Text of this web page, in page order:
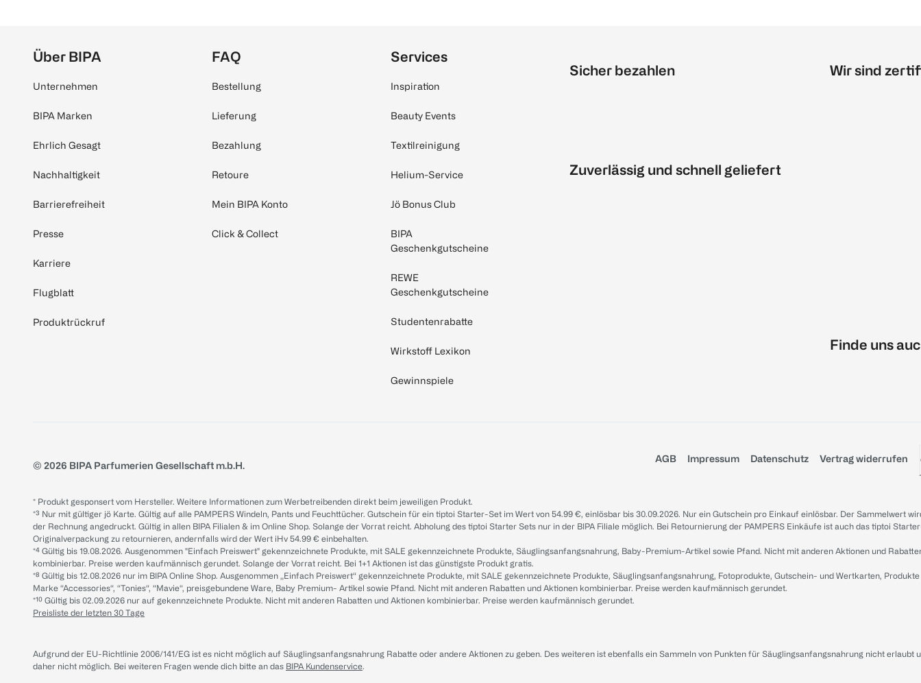
Über BIPA
Unternehmen
BIPA Marken
Ehrlich Gesagt
Nachhaltigkeit
Barrierefreiheit
Presse
Karriere
Flugblatt
Produktrückruf
FAQ
Bestellung
Lieferung
Bezahlung
Retoure
Mein BIPA Konto
Click & Collect
Services
Inspiration
Beauty Events
Textilreinigung
Helium-Service
Jö Bonus Club
BIPA
Geschenkgutscheine
REWE
Geschenkgutscheine
Studentenrabatte
Wirkstoff Lexikon
Gewinnspiele
Sicher bezahlen
Zuverlässig und schnell geliefert
Wir sind
Finde uns
© 2026 BIPA Parfumerien Gesellschaft m.b.H.
AGB Impressum Datenschutz Vertrag widerrufen
* Produkt gesponsert vom Hersteller. Weitere Informationen zum Werbetreibenden direkt beim jeweiligen Produkt.
*³ Nur mit gültiger jö Karte. Gültig auf alle PAMPERS Windeln, Pants und Feuchttücher. Gutschein für ein tiptoi Starter-Set im Wert von 54.99 €, einlösbar bis 30.09.2026. Nur ein Gutschein pro Einkauf einlösbar. Der Sammelwert
der Rechnung angedruckt. Gültig in allen BIPA Filialen & im Online Shop. Solange der Vorrat reicht. Abholung des tiptoi Starter Sets nur in der BIPA Filiale möglich. Bei Retournierung der PAMPERS Einkäufe ist auch das tiptoi
Originalverpackung zu retournieren, andernfalls wird der Wert iHv 54.99 € einbehalten.
*⁴ Gültig bis 19.08.2026. Ausgenommen "Einfach Preiswert" gekennzeichnete Produkte, mit SALE gekennzeichnete Produkte, Säuglingsanfangsnahrung, Baby-Premium-Artikel sowie Pfand. Nicht mit anderen Aktionen und
kombinierbar. Preise werden kaufmännisch gerundet. Solange der Vorrat reicht. Bei 1+1 Aktionen ist das günstigste Produkt gratis.
*⁸ Gültig bis 12.08.2026 nur im BIPA Online Shop. Ausgenommen „Einfach Preiswert“ gekennzeichnete Produkte, mit SALE gekennzeichnete Produkte, Säuglingsanfangsnahrung, Fotoprodukte, Gutschein- und Wertkarten,
Marke “Accessories“, “Tonies“, “Mavie“, preisgebundene Ware, Baby Premium- Artikel sowie Pfand. Nicht mit anderen Rabatten und Aktionen kombinierbar. Preise werden kaufmännisch gerundet.
*¹⁰ Gültig bis 02.09.2026 nur auf gekennzeichnete Produkte. Nicht mit anderen Rabatten und Aktionen kombinierbar. Preise werden kaufmännisch gerundet.
Preisliste der letzten 30 Tage
Aufgrund der EU-Richtlinie 2006/141/EG ist es nicht möglich auf Säuglingsanfangsnahrung Rabatte oder andere Aktionen zu geben. Des weiteren ist ebenfalls ein Sammeln von Punkten für Säuglingsanfangsnahrung nicht erlaubt
daher nicht möglich. Bei weiteren Fragen wende dich bitte an das BIPA Kundenservice.